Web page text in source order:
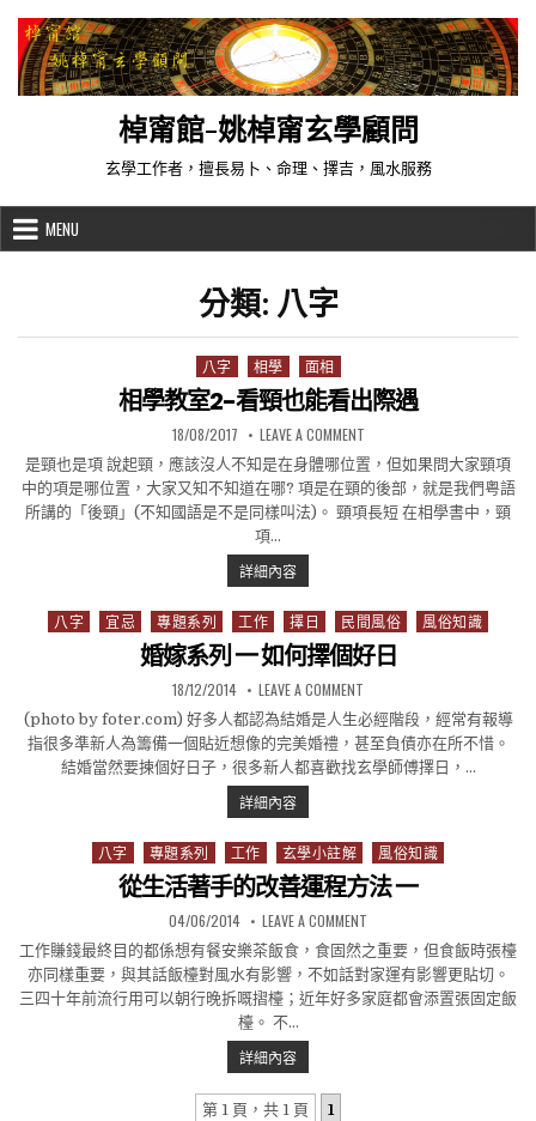
棹甯館-姚棹甯玄學顧問
玄學工作者，擅長易卜、命理、擇吉，風水服務
MENU
分類: 八字
Posted in
八字 相學 面相
相學教室2-看頸也能看出際遇
PUBLISHED DATE:
18/08/2017 LEAVE A COMMENTON 相學教室2-看頸也能看
是頸也是項 說起頸，應該沒人不知是在身體哪位置，但如果問大家頸項
中的項是哪位置，大家又知不知道在哪? 項是在頸的後部，就是我們粤語
所講的「後頸」(不知國語是不是同樣叫法)。 頸項長短 在相學書中，頸
項…
詳細內容相學教室2-看頸也能看出際遇
Posted in
八字 宜忌 專題系列 工作 擇日 民間風俗 風俗知識
婚嫁系列 一 如何擇個好日
PUBLISHED DATE:
18/12/2014 LEAVE A COMMENT
(photo by foter.com) 好多人都認為結婚是人生必經階段，經常有報導
指很多準新人為籌備一個貼近想像的完美婚禮，甚至負債亦在所不惜。
結婚當然要揀個好日子，很多新人都喜歡找玄學師傅擇日，…
詳細內容婚嫁系列 一 如何擇個好日
Posted in
八字 專題系列 工作 玄學小註解 風俗知識
從生活著手的改善運程方法 一
PUBLISHED DATE:
04/06/2014 LEAVE A COMMENT
工作賺錢最終目的都係想有餐安樂茶飯食，食固然之重要，但食飯時張檯
亦同樣重要，與其話飯檯對風水有影響，不如話對家運有影響更貼切。
三四十年前流行用可以朝行晚拆嘅摺檯；近年好多家庭都會添置張固定飯
檯。 不…
詳細內容從生活著手的改善運程方法 一
第 1 頁，共 1 頁 1